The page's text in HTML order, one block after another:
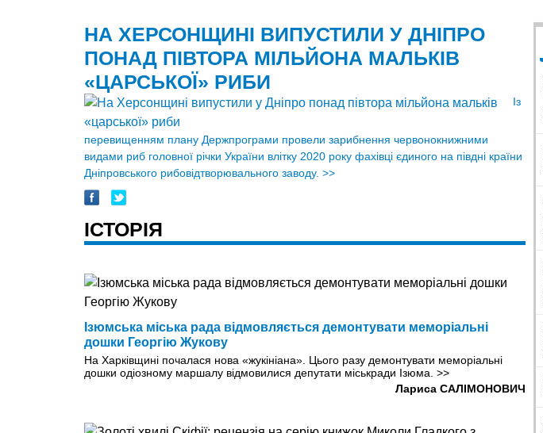
НА ХЕРСОНЩИНІ ВИПУСТИЛИ У ДНІПРО
ПОНАД ПІВТОРА МІЛЬЙОНА МАЛЬКІВ
«ЦАРСЬКОЇ» РИБИ
Із
перевищенням плану Держпрограми провели зарибнення червонокнижними
видами риб головної річки України влітку 2020 року фахівці єдиного на півдні країни
Дніпровського рибовідтворювального заводу. >>
ІСТОРІЯ
Ізюмська міська рада відмовляється демонтувати меморіальні
дошки Георгію Жукову
На Харківщині почалася нова «жукініана». Цього разу демонтувати меморіальні
дошки одіозному маршалу відмовилися депутати міськради Ізюма. >>
Лариса САЛІМОНОВИЧ